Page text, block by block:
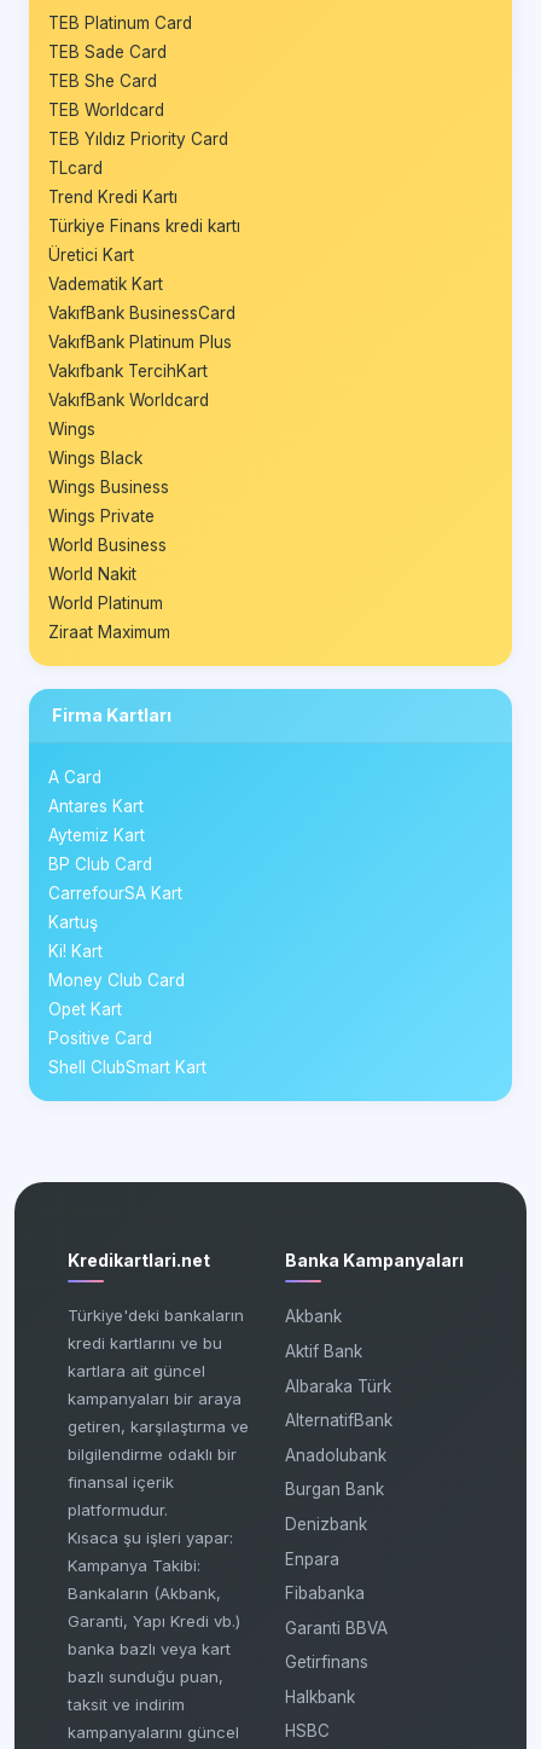
TEB Platinum Card
TEB Sade Card
TEB She Card
TEB Worldcard
TEB Yıldız Priority Card
TLcard
Trend Kredi Kartı
Türkiye Finans kredi kartı
Üretici Kart
Vadematik Kart
VakıfBank BusinessCard
VakıfBank Platinum Plus
Vakıfbank TercihKart
VakıfBank Worldcard
Wings
Wings Black
Wings Business
Wings Private
World Business
World Nakit
World Platinum
Ziraat Maximum
Firma Kartları
A Card
Antares Kart
Aytemiz Kart
BP Club Card
CarrefourSA Kart
Kartuş
Ki! Kart
Money Club Card
Opet Kart
Positive Card
Shell ClubSmart Kart
Kredikartlari.net
Türkiye'deki bankaların
kredi kartlarını ve bu
kartlara ait güncel
kampanyaları bir araya
getiren, karşılaştırma ve
bilgilendirme odaklı bir
finansal içerik
platformudur.
Kısaca şu işleri yapar:
Kampanya Takibi:
Bankaların (Akbank,
Garanti, Yapı Kredi vb.)
banka bazlı veya kart
bazlı sunduğu puan,
taksit ve indirim
kampanyalarını güncel
Banka Kampanyaları
Akbank
Aktif Bank
Albaraka Türk
AlternatifBank
Anadolubank
Burgan Bank
Denizbank
Enpara
Fibabanka
Garanti BBVA
Getirfinans
Halkbank
HSBC